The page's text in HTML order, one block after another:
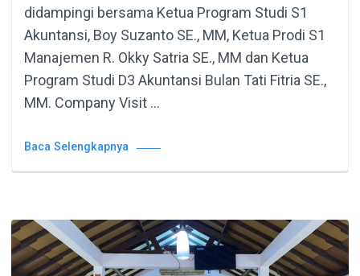
didampingi bersama Ketua Program Studi S1
Akuntansi, Boy Suzanto SE., MM, Ketua Prodi S1
Manajemen R. Okky Satria SE., MM dan Ketua
Program Studi D3 Akuntansi Bulan Tati Fitria SE.,
MM. Company Visit …
Baca Selengkapnya